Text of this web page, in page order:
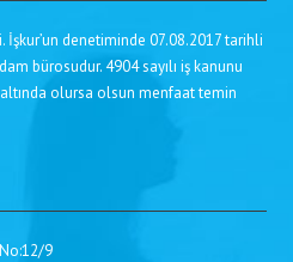
İşkur’un denetiminde 07.08.2017 tarihli
bürosudur. 4904 sayılı iş kanunu
olursa olsun menfaat temin
9